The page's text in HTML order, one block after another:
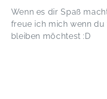
Wenn es dir Spaß
freue ich mich wenn
bleiben möchtest :D